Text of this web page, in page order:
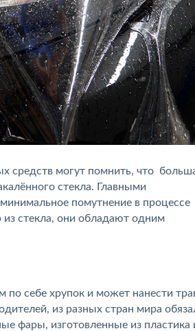
средств могут помнить, что
стекла. Главными
помутнение в процессе
стекла, они обладают одним
по себе хрупок и может нанести
из разных стран мира
фары, изготовленные из пластика